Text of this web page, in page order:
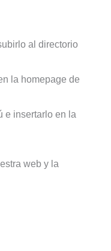
al directorio
la homepage de
e insertarlo en la
web y la